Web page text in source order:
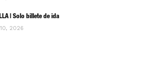
| Solo billete de ida
2026